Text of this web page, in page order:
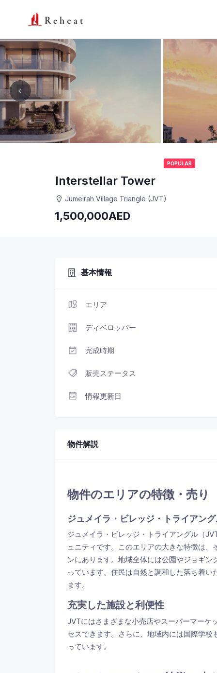
Interstellar Tower
POPULAR
Jumeirah Village Triangle (JVT)
1,500,000AED
基本情報
エリア
ディベロッパー
完成時期
販売ステータス
情報更新日
物件解説
物件のエリアの特徴・売り
ジュメイラ・ビレッジ・トライアン
ジュメイラ・ビレッジ・トライアングル（
ュニティです。このエリアの大きな特徴は
ンにあります。地域全体には公園やジョギ
っています。住民は自然と調和した落ち着
ます。
充実した施設と利便性
JVTにはさまざまな小売店やスーパーマーケ
セスできます。さらに、地域内には国際学
っています。